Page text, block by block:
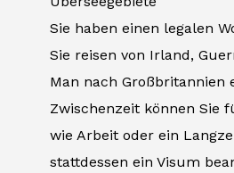
Sie haben einen legalen
Sie reisen von Irland,
Man nach Großbritannien
Zwischenzeit können Sie
wie Arbeit oder ein
stattdessen ein Visum